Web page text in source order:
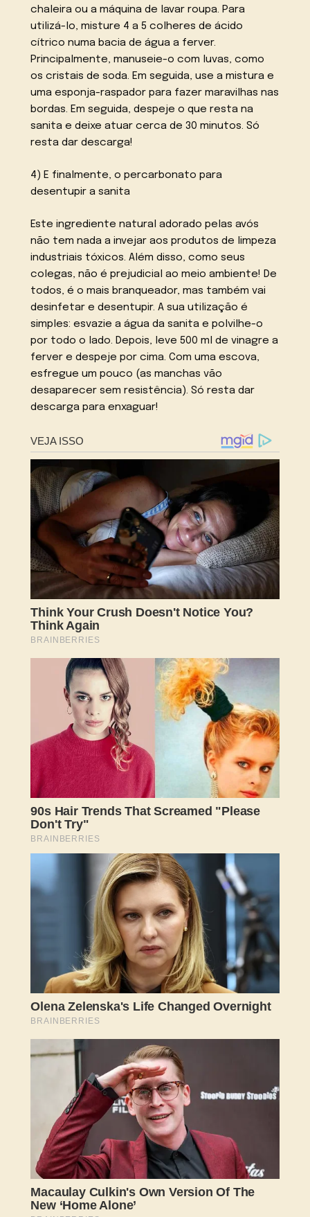
chaleira ou a máquina de lavar roupa. Para
utilizá-lo, misture 4 a 5 colheres de ácido
cítrico numa bacia de água a ferver.
Principalmente, manuseie-o com luvas, como
os cristais de soda. Em seguida, use a mistura e
uma esponja-raspador para fazer maravilhas nas
bordas. Em seguida, despeje o que resta na
sanita e deixe atuar cerca de 30 minutos. Só
resta dar descarga!
4) E finalmente, o percarbonato para
desentupir a sanita
Este ingrediente natural adorado pelas avós
não tem nada a invejar aos produtos de limpeza
industriais tóxicos. Além disso, como seus
colegas, não é prejudicial ao meio ambiente! De
todos, é o mais branqueador, mas também vai
desinfetar e desentupir. A sua utilização é
simples: esvazie a água da sanita e polvilhe-o
por todo o lado. Depois, leve 500 ml de vinagre a
ferver e despeje por cima. Com uma escova,
esfregue um pouco (as manchas vão
desaparecer sem resistência). Só resta dar
descarga para enxaguar!